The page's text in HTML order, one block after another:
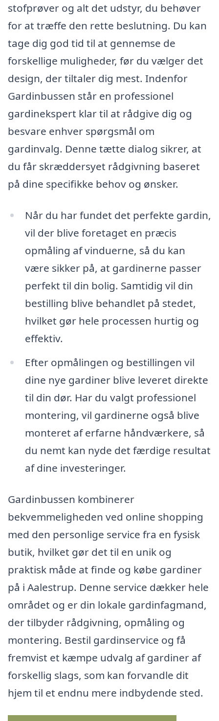
stofprøver og alt det udstyr, du behøver
for at træffe den rette beslutning. Du kan
tage dig god tid til at gennemse de
forskellige muligheder, før du vælger det
design, der tiltaler dig mest. Indenfor
Gardinbussen står en professionel
gardinekspert klar til at rådgive dig og
besvare enhver spørgsmål om
gardinvalg. Denne tætte dialog sikrer, at
du får skræddersyet rådgivning baseret
på dine specifikke behov og ønsker.
Når du har fundet det perfekte gardin,
vil der blive foretaget en præcis
opmåling af vinduerne, så du kan
være sikker på, at gardinerne passer
perfekt til din bolig. Samtidig vil din
bestilling blive behandlet på stedet,
hvilket gør hele processen hurtig og
effektiv.
Efter opmålingen og bestillingen vil
dine nye gardiner blive leveret direkte
til din dør. Har du valgt professionel
montering, vil gardinerne også blive
monteret af erfarne håndværkere, så
du nemt kan nyde det færdige resultat
af dine investeringer.
Gardinbussen kombinerer
bekvemmeligheden ved online shopping
med den personlige service fra en fysisk
butik, hvilket gør det til en unik og
praktisk måde at finde og købe gardiner
på i Aalestrup. Denne service dækker hele
området og er din lokale gardinfagmand,
der tilbyder rådgivning, opmåling og
montering. Bestil gardinservice og få
fremvist et kæmpe udvalg af gardiner af
forskellig slags, som kan forvandle dit
hjem til et endnu mere indbydende sted.